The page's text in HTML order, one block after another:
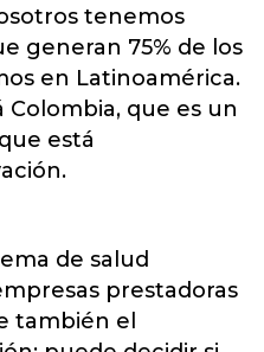
tenemos
generan 75% de los
en Latinoamérica.
que es un
está
de salud
prestadoras
también el